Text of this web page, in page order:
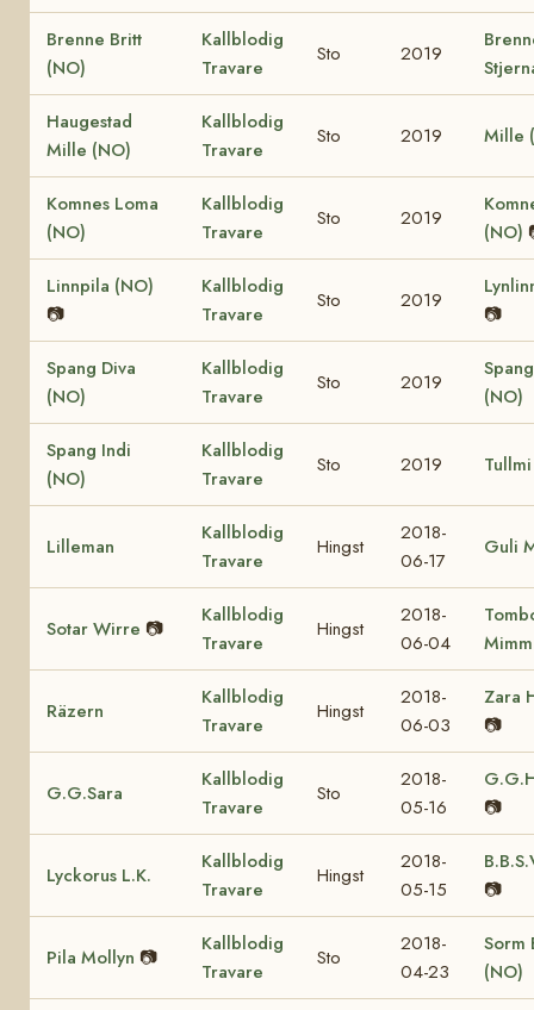
Brenne Britt
(NO)
Kallblodig
Travare
Sto 2019
Haugestad
Mille (NO)
Kallblodig
Travare
Sto 2019 Mille
Komnes Loma
(NO)
Kallblodig
Travare
Sto 2019
(NO)
Linnpila (NO)
📷
Kallblodig
Travare
Sto 2019
📷
Spang Diva
(NO)
Kallblodig
Travare
Sto 2019
(NO)
Spang Indi
(NO)
Kallblodig
Travare
Sto 2019
Lilleman
Kallblodig
Travare
Hingst
2018-
06-17
Guli
Sotar Wirre 📷
Kallblodig
Travare
Hingst
2018-
06-04
Räzern
Kallblodig
Travare
Hingst
2018-
06-03
Zara
📷
G.G.Sara
Kallblodig
Travare
Sto
2018-
05-16
📷
Lyckorus L.K.
Kallblodig
Travare
Hingst
2018-
05-15
📷
Pila Mollyn 📷
Kallblodig
Travare
Sto
2018-
04-23
Sorm
(NO)